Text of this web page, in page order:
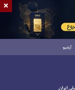
آرشیو
×